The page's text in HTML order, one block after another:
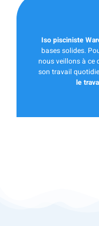
Iso pisciniste
bases solides.
nous veillons à ce
son travail
le